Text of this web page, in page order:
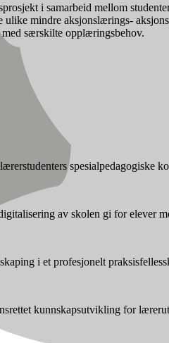
i samarbeid mellom
mindre aksjonslærings-
særskilte opplæringsbehov.
spesialpedagogiske
av skolen gi for elever
i et profesjonelt
kunnskapsutvikling for